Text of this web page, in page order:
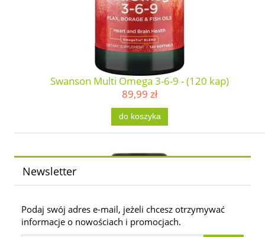
Swanson Multi Omega 3-6-9 - (120 kap)
89,99 zł
do koszyka
Newsletter
Podaj swój adres e-mail, jeżeli chcesz otrzymywać
informacje o nowościach i promocjach.